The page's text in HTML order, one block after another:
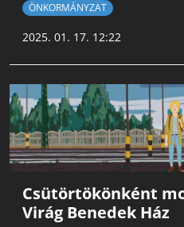
ÖNKORMÁNYZAT
2025. 01. 17. 12:22
Csütörtökönként
Virág Benedek Ház